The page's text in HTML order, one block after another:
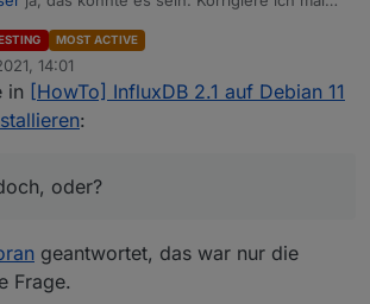
ich doch, oder?
sources.list:
ftp.debian.org/debian bullseye-
updates
http://security.debian.org bullseye-
security.debian.org/debian-
MOST ACTIVE
14:01
in [HowTo] InfluxDB 2.1 auf Debian 11
:
oder?
geantwortet, das war nur die
Frage.